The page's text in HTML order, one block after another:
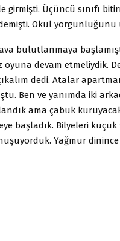
girmişti. Üçüncü sınıfı
Okul
bulutlanmaya
oyuna devam etmeliydik.
dedi. Atalar
Ben ve yanımda iki
ama çabuk
başladık. Bilyeleri
Yağmur